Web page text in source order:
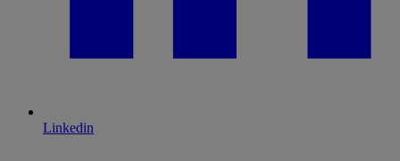
Linkedin